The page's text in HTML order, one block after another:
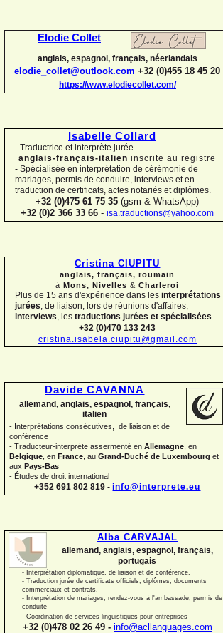
Elodie Collet
anglais, espagnol, français, néerlandais
elodie_collet@outlook.com +32 (0)455 18 45 20
https://www.elodiecollet.com/
Isabelle Collard
- Traductrice et interprète jurée
anglais-français-italien inscrite au registre
- Spécialisée en interprétation de cérémonie de
mariages, permis de conduire, interviews et en
traduction de certificats, actes notariés et diplômes.
+32 (0)475 61 75 35 (gsm & WhatsApp)
+32 (0)2 366 33 66- isa.traductions@yahoo.com
Cristina CIUPITU
anglais, français, roumain
àMons, Nivelles& Charleroi
Plus de 15 ans d'expérience dans les interprétations
jurées , de liaison, lors de réunions d'affaires,
interviews , les traductions jurées et spécialisées
+32 (0)470 133 243
cristina.isabela.ciupitu@gmail.com
Davide CAVANNA
allemand, anglais, espagnol, français,
italien
- Interprétations consécutives, de liaison et de
conférence
- Traducteur-interprète assermenté en Allemagne , en
Belgique , en France , au Grand-Duché de Luxembourg et
aux Pays-Bas
- Études de droit international
+352 691 802 819 - info@interprete.eu
Alba CARVAJAL
allemand, anglais, espagnol, français,
portugais
- Interprétation diplomatique, de liaison et de conférence.
- Traduction jurée de certificats officiels, diplômes, documents
commerciaux et contrats.
- Interprétation de mariages, rendez-vous à l'ambassade, permis de
conduite
- Coordination de services linguistiques pour entreprises
+32 (0)478 02 26 49 - info@acllanguages.com